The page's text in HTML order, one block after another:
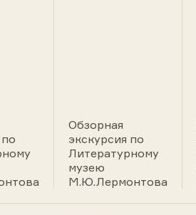
Обзорная
экскурсия по
Литературному
музею
М.Ю.Лермонтова